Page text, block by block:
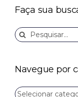
Faça sua
Buscar
resultados
Navegue por
Navegue